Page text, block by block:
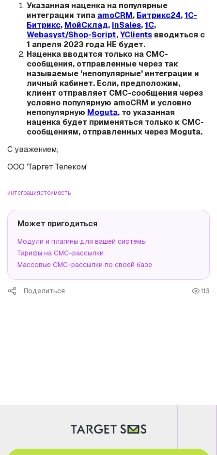
Указанная наценка на популярные
интеграции типа amoCRM, Битрикс24,1С-
Битрикс, МойСклад, inSales,1С,
Webasyst/Shop-Script,YClients вводиться с
1 апреля 2023 года НЕ будет.
Наценка вводится только на СМС-
сообщения, отправленные через так
называемые 'непопулярные' интеграции и
личный кабинет. Если, предположим,
клиент отправляет СМС-сообщения через
условно популярную amoCRM и условно
непопулярную Moguta, то указанная
наценка будет применяться только к СМС-
сообщениям, отправленных через Moguta.
С уважением,
ООО 'Таргет Телеком'
интеграциястоимость
Может пригодиться
Модули и плагины для вашей системы
Тарифы на СМС-рассылки
Массовые СМС-рассылки по своей базе
Поделиться 113